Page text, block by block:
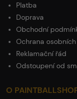
Platba
Doprava
Obchodní
Ochrana
Reklamační řád
Odstoupení od
O